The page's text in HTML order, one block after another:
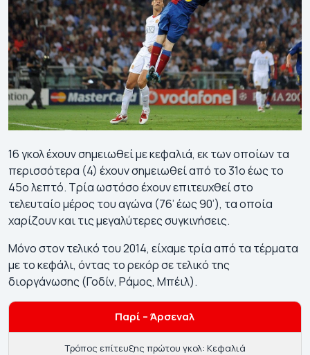
16 γκολ έχουν σημειωθεί με κεφαλιά, εκ των οποίων τα
περισσότερα (4) έχουν σημειωθεί από το 31ο έως το
45ο λεπτό. Τρία ωστόσο έχουν επιτευχθεί στο
τελευταίο μέρος του αγώνα (76’ έως 90’), τα οποία
χαρίζουν και τις μεγαλύτερες συγκινήσεις.
Μόνο στον τελικό του 2014, είχαμε τρία από τα τέρματα
με το κεφάλι, όντας το ρεκόρ σε τελικό της
διοργάνωσης (Γοδίν, Ράμος, Μπέιλ).
Παρί – Άρσεναλ
Τρόπος επίτευξης πρώτου γκολ: Κεφαλιά